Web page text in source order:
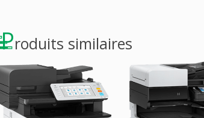
Produits similaires